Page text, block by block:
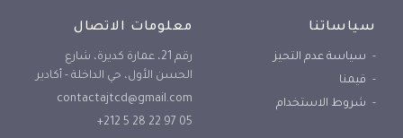
سياساتنا
سياسة عدم التحيز
قيمنا
شروط الاستخدام
معلومات الاتصال
رقم 21، عمارة كديرة، شارع
الحسن الأول، حي الداخلة - أكادير
contactajtcd@gmail.com
+212 5 28 22 97 05